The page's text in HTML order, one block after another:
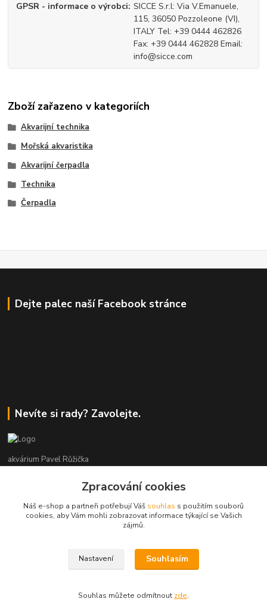
GPSR - informace o výrobci SICCE S.r.l: Via V.Emanuele,
115, 36050 Pozzoleone (VI),
ITALY Tel: +39 0444 462826
Fax: +39 0444 462828 Email:
info@sicce.com
Zboží zařazeno v kategoriích
Akvarijní technika
Mořská akvaristika
Akvarijní čerpadla
Technika
Čerpadla
Dejte palec naší Facebook stránce
Nevíte si rady? Zavolejte.
akvárium Pavel Růžička
+420 602 118 290
9:00 až 16:00 v pracovní dny
akvárium Růžička 2011 - 2026
Zpracování cookies
Náš e-shop a partneři potřebují Váš souhlas s použitím souborů
cookies, aby Vám mohli zobrazovat informace týkající se Vašich
zájmů.
Nastavení Souhlasím
Souhlas můžete odmítnout zde.